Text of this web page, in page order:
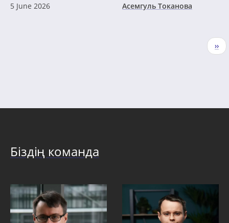
5 June 2026
Асемгуль Токанова
››
Біздің команда